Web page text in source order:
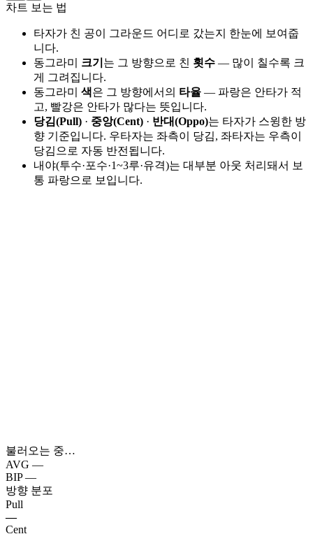
차트 보는 법
타자가 친 공이 그라운드 어디로 갔는지 한눈에 보여줍
니다.
동그라미 크기 는 그 방향으로 친 횟수 — 많이 칠수록 크
게 그려집니다.
동그라미 색은 그 방향에서의 타율 — 파랑은 안타가 적
고, 빨강은 안타가 많다는 뜻입니다.
당김(Pull) · 중앙(Cent) · 반대(Oppo)는 타자가 스윙한 방
향 기준입니다. 우타자는 좌측이 당김, 좌타자는 우측이
당김으로 자동 반전됩니다.
내야(투수·포수·1~3루·유격)는 대부분 아웃 처리돼서 보
통 파랑으로 보입니다.
불러오는 중…
AVG —
BIP —
방향 분포
Pull
—
Cent